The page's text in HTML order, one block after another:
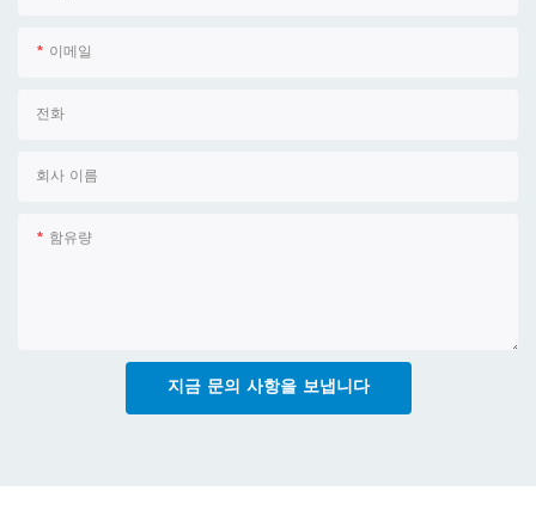
이메일
전화
회사 이름
함유량
지금 문의 사항을 보냅니다